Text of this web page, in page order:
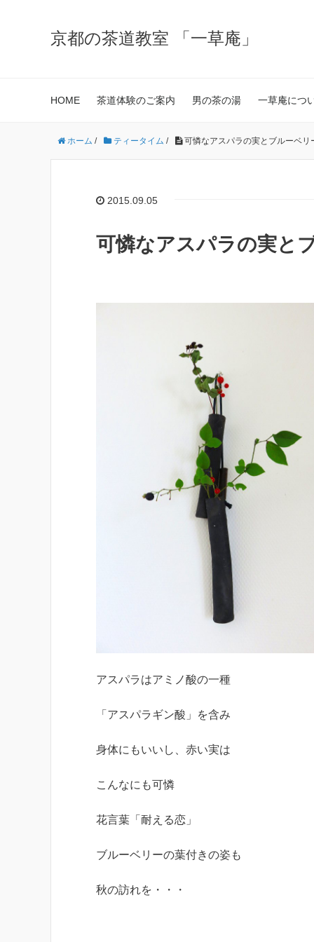
京都の茶道教室 「一草庵」
HOME 茶道体験のご案内 男の茶の湯 一草庵につ
ホーム / ティータイム / 可憐なアスパラの実とブルーベリ
2015.09.05
可憐なアスパラの実と
アスパラはアミノ酸の一種
「アスパラギン酸」を含み
身体にもいいし、赤い実は
こんなにも可憐
花言葉「耐える恋」
ブルーベリーの葉付きの姿も
秋の訪れを・・・